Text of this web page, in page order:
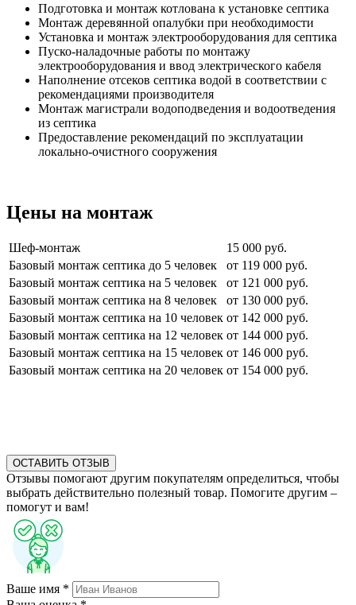
Подготовка и монтаж котлована к установке септика
Монтаж деревянной опалубки при необходимости
Установка и монтаж электрооборудования для септика
Пуско-наладочные работы по монтажу
электрооборудования и ввод электрического кабеля
Наполнение отсеков септика водой в соответствии с
рекомендациями производителя
Монтаж магистрали водоподведения и водоотведения
из септика
Предоставление рекомендаций по эксплуатации
локально-очистного сооружения
Цены на монтаж
Шеф-монтаж
15 000 руб.
Базовый монтаж септика до 5 человек
от 119 000 руб.
Базовый монтаж септика на 5 человек
от 121 000 руб.
Базовый монтаж септика на 8 человек
от 130 000 руб.
Базовый монтаж септика на 10 человек от 142 000 руб.
Базовый монтаж септика на 12 человек от 144 000 руб.
Базовый монтаж септика на 15 человек от 146 000 руб.
Базовый монтаж септика на 20 человек от 154 000 руб.
ОСТАВИТЬ ОТЗЫВ
Отзывы помогают другим покупателям определиться, чтобы
выбрать действительно полезный товар. Помогите другим –
помогут и вам!
Ваше имя *